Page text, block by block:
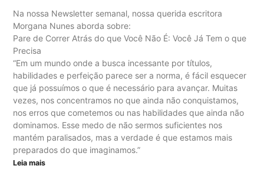
Na nossa Newsletter semanal, nossa querida escritora
Morgana Nunes aborda sobre:
Pare de Correr Atrás do que Você Não É: Você Já Tem o que
Precisa
“Em um mundo onde a busca incessante por títulos,
habilidades e perfeição parece ser a norma, é fácil esquecer
que já possuímos o que é necessário para avançar. Muitas
vezes, nos concentramos no que ainda não conquistamos,
nos erros que cometemos ou nas habilidades que ainda não
dominamos. Esse medo de não sermos suficientes nos
mantém paralisados, mas a verdade é que estamos mais
preparados do que imaginamos.”
Leia mais